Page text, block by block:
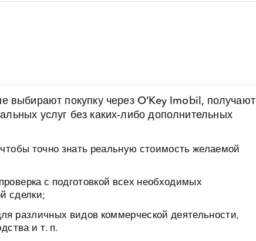
выбирают покупку через O’Key Imobil, получают
услуг без каких‑либо дополнительных
точно знать реальную стоимость желаемой
с подготовкой всех необходимых
сделки;
различных видов коммерческой деятельности,
и т. п.